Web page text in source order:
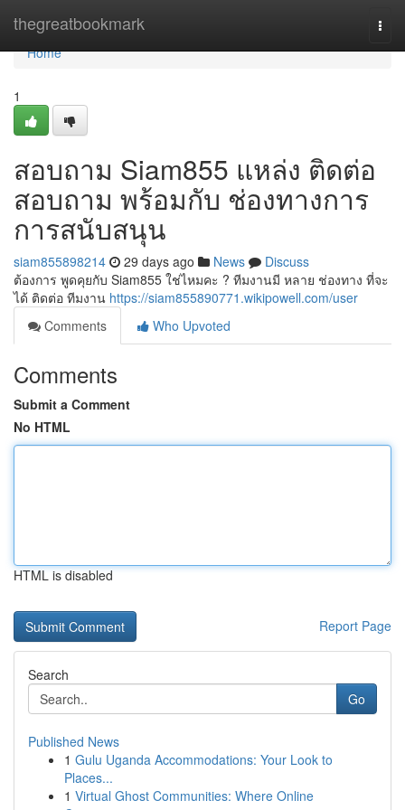
thegreatbookmark
Home
Home
1
สอบถาม Siam855 แหล่ง ติดต่อ
สอบถาม พร้อมกับ ช่องทางการ
การสนับสนุน
siam855898214 29 days ago News
Discuss
ต้องการ พูดคุยกับ Siam855 ใช่ไหมคะ ? ทีมงานมี หลาย ช่องทาง ที่จะ
ได้ ติดต่อ ทีมงาน https://siam855890771.wikipowell.com/user
Comments
Who Upvoted
Comments
Submit a Comment
No HTML
HTML is disabled
Report Page
Search
Go
Published News
1 Gulu Uganda Accommodations: Your Look to
Places...
1 Virtual Ghost Communities: Where Online